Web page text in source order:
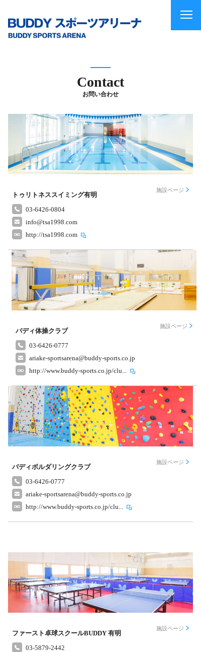
Contact
お問い合わせ
トゥリトネススイミング有明
施設ページ
03-6426-0804
info@tsa1998.com
http://tsa1998.com
バディ体操クラブ
施設ページ
03-6426-0777
ariake-sportsarena@buddy-sports.co.jp
http://www.buddy-sports.co.jp/clu...
バディボルダリングクラブ
施設ページ
03-6426-0777
ariake-sportsarena@buddy-sports.co.jp
http://www.buddy-sports.co.jp/clu...
ファースト卓球スクールBUDDY 有明
施設ページ
03-5879-2442